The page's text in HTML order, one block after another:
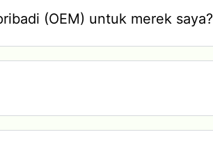
(OEM) untuk merek saya?